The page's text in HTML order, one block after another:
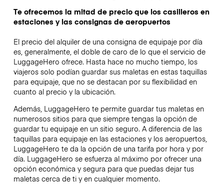
Te ofrecemos la mitad de precio que los casilleros en
estaciones y las consignas de aeropuertos
El precio del alquiler de una consigna de equipaje por día
es, generalmente, el doble de caro de lo que el servicio de
LuggageHero ofrece. Hasta hace no mucho tiempo, los
viajeros solo podían guardar sus maletas en estas taquillas
para equipaje, que no se destacan por su flexibilidad en
cuanto al precio y la ubicación.
Además, LuggageHero te permite guardar tus maletas en
numerosos sitios para que siempre tengas la opción de
guardar tu equipaje en un sitio seguro. A diferencia de las
taquillas para equipaje en las estaciones y los aeropuertos,
LuggageHero te da la opción de una tarifa por hora y por
día. LuggageHero se esfuerza al máximo por ofrecer una
opción económica y segura para que puedas dejar tus
maletas cerca de ti y en cualquier momento.